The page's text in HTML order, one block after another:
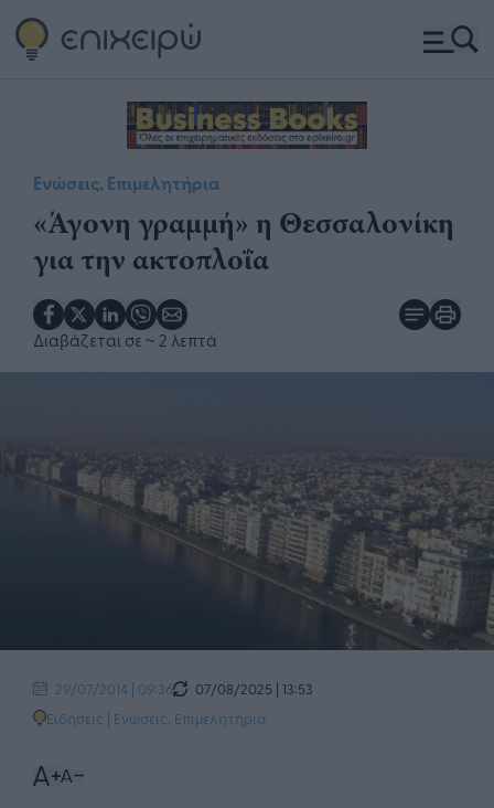
Ενώσεις, Επιμελητήρια
«Άγονη γραμμή» η Θεσσαλονίκη
για την ακτοπλοΐα
Διαβάζεται σε ~ 2 λεπτά
29/07/2014 | 09:36
07/08/2025 | 13:53
Ειδήσεις | Ενώσεις, Επιμελητήρια